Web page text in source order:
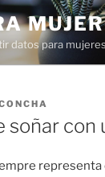
datos para mujeres
soñar con
representa